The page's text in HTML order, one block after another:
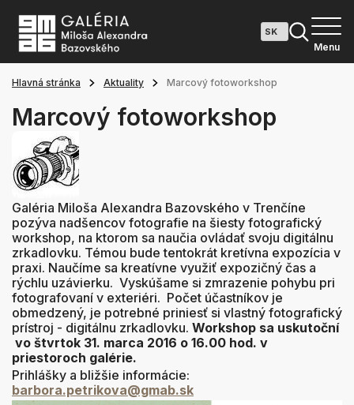
Menu
Hlavná stránka Aktuality Marcový fotoworkshop
Marcový fotoworkshop
Galéria Miloša Alexandra Bazovského v Trenčíne
pozýva nadšencov fotografie na šiesty fotografický
workshop, na ktorom sa naučia ovládať svoju digitálnu
zrkadlovku. Témou bude tentokrát kretívna expozícia v
praxi. Naučíme sa kreatívne využiť expozičný čas a
rýchlu uzávierku. Vyskúšame si zmrazenie pohybu pri
fotografovaní v exteriéri. Počet účastníkov je
obmedzený, je potrebné priniesť si vlastný fotografický
prístroj - digitálnu zrkadlovku. Workshop sa uskutoční
vo štvrtok 31. marca 2016 o 16.00 hod. v
priestoroch galérie.
Prihlášky a bližšie informácie:
barbora.petrikova@gmab.sk